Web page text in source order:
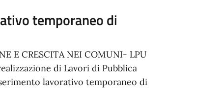
temporaneo di
E CRESCITA NEI COMUNI- LPU
di Lavori di Pubblica
lavorativo temporaneo di